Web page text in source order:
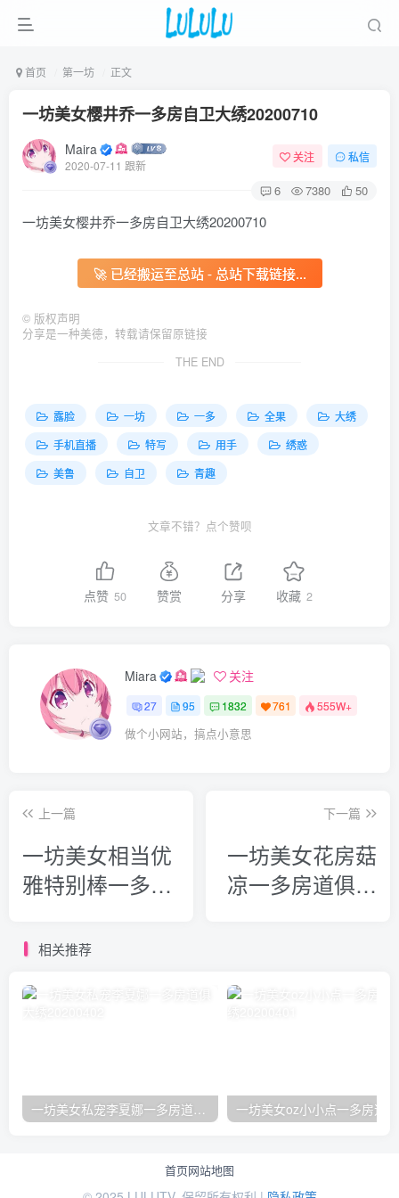
首页 第一坊 正文
一坊美女樱井乔一多房自卫大绣20200710
Maira
2020-07-11 跟新
关注 私信
6 7380 50
一坊美女樱井乔一多房自卫大绣20200710
🚀 已经搬运至总站 - 总站下载链接...
© 版权声明
分享是一种美德，转载请保留原链接
THE END
露脸 一坊 一多 全果
大绣
手机直播
特写 用手
绣惑
美鲁
自卫 青趣
文章不错？点个赞呗
点赞 50 赞赏 分享 收藏 2
Miara 关注
27 95 1832 761 555W+
做个小网站，搞点小意思
上一篇
一坊美女相当优
雅特别棒一多房
20200710
下一篇
一坊美女花房菇
凉一多房道俱大
相关推荐
首页网站地图